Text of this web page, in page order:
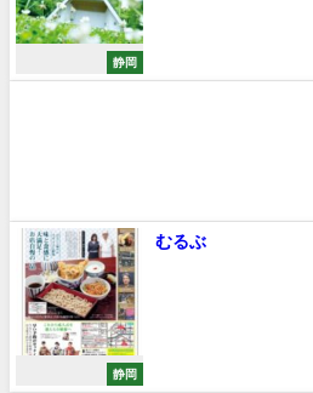
静岡
静岡
むるぶ